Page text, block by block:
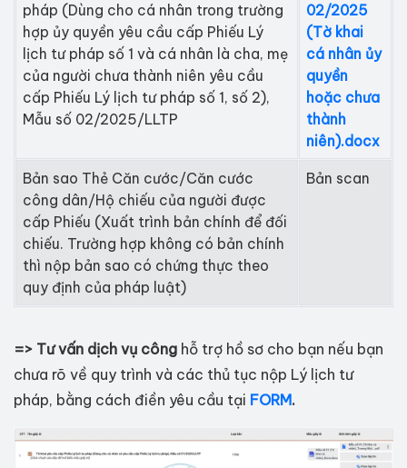
pháp (Dùng cho cá nhân trong trường
hợp ủy quyền yêu cầu cấp Phiếu Lý
lịch tư pháp số 1 và cá nhân là cha, mẹ
của người chưa thành niên yêu cầu
cấp Phiếu Lý lịch tư pháp số 1, số 2),
Mẫu số 02/2025/LLTP
02/2025
(Tờ khai
cá nhân ủy
quyền
hoặc chưa
thành
niên).docx
Bản sao Thẻ Căn cước/Căn cước
công dân/Hộ chiếu của người được
cấp Phiếu (Xuất trình bản chính để đối
chiếu. Trường hợp không có bản chính
thì nộp bản sao có chứng thực theo
quy định của pháp luật)
Bản scan
=> Tư vấn dịch vụ công hỗ trợ hồ sơ cho bạn nếu bạn
chưa rõ về quy trình và các thủ tục nộp Lý lịch tư
pháp, bằng cách điền yêu cầu tại FORM.